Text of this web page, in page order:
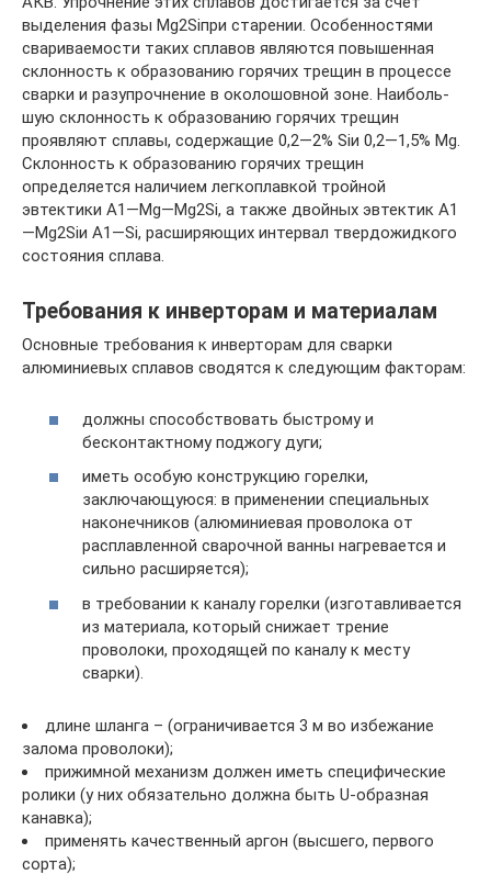
выделения фазы Mg2Siпри старении. Особенностями
свариваемости таких сплавов яв­ляются повышенная
склонность к образованию горячих трещин в процессе
сварки и разупрочнение в околошовной зоне. Наиболь­
шую склонность к образованию горячих трещин
проявляют сплавы, содержащие 0,2—2% Siи 0,2—1,5% Mg.
Склонность к образованию горячих трещин
определяется наличием легкоплавкой трой­ной
эвтектики А1—Mg—Mg2Si, а также двойных эвтектик А1
—Mg2Siи А1—Si, расширяющих интервал твердожидкого
состояния сплава.
Требования к инверторам и материалам
Основные требования к инверторам для сварки
алюминиевых сплавов сводятся к следующим факторам:
должны способствовать быстрому и
бесконтактному поджогу дуги;
иметь особую конструкцию горелки,
заключающуюся: в применении специальных
наконечников (алюминиевая проволока от
расплавленной сварочной ванны нагревается и
сильно расширяется);
в требовании к каналу горелки (изготавливается
из материала, который снижает трение
проволоки, проходящей по каналу к месту
сварки).
длине шланга – (ограничивается 3 м во избежание
залома проволоки);
прижимной механизм должен иметь специфические
ролики (у них обязательно должна быть U-образная
канавка);
применять качественный аргон (высшего, первого
сорта);